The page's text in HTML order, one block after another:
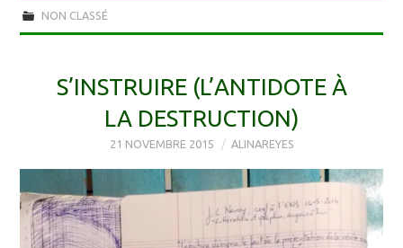
NON CLASSÉ
S’INSTRUIRE (L’ANTIDOTE À
LA DESTRUCTION)
21 NOVEMBRE 2015 ALINAREYES